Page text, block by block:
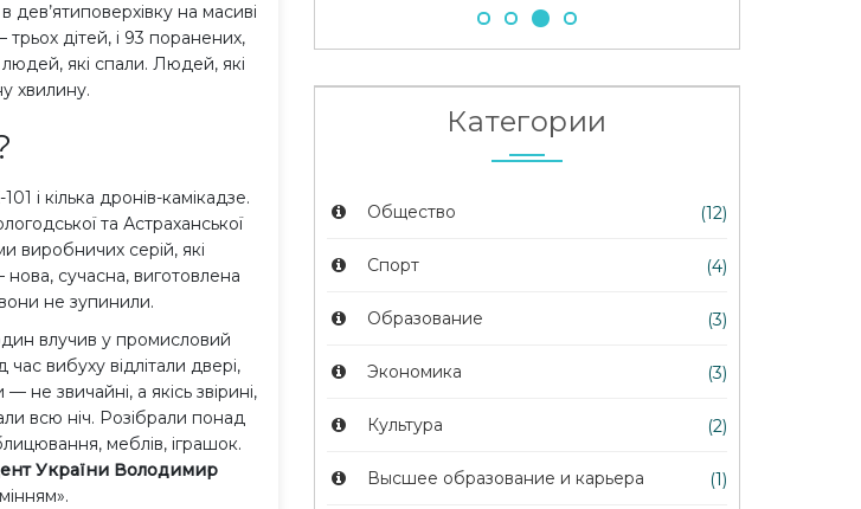
дев’ятиповерхівку на масиві
дітей, і 93 поранених,
які спали. Людей, які
хвилину.
і кілька дронів-камікадзе.
та Астраханської
виробничих серій, які
сучасна, виготовлена
вони не зупинили.
влучив у промисловий
вибуху відлітали двері,
не звичайні, а якісь звірині,
всю ніч. Розібрали понад
меблів, іграшок.
України Володимир
Категории
Общество (12)
Спорт (4)
Образование (3)
Экономика (3)
Культура (2)
Высшее образование и карьера (1)